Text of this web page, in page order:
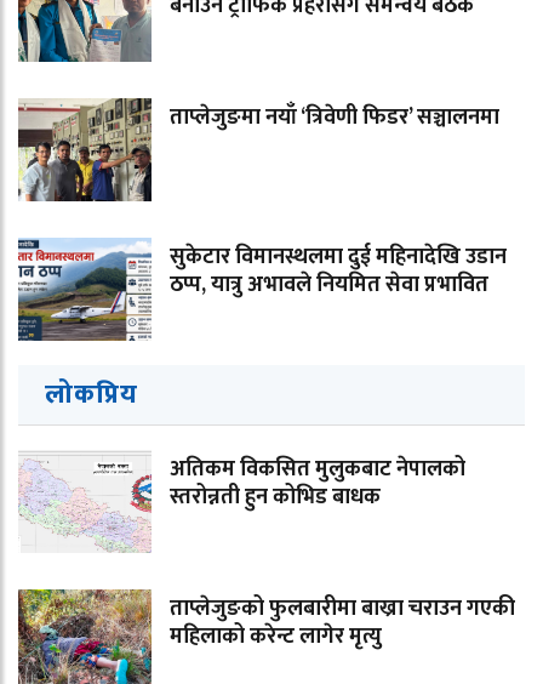
ताप्लेजुङमा नयाँ ‘त्रिवेणी फिडर’ सञ्चालनमा
सुकेटार विमानस्थलमा दुई महिनादेखि उडान
ठप्प, यात्रु अभावले नियमित सेवा प्रभावित
लोकप्रिय
अतिकम विकसित मुलुकबाट नेपालको
स्तरोन्नती हुन कोभिड बाधक
ताप्लेजुङको फुलबारीमा बाख्रा चराउन गएकी
महिलाको करेन्ट लागेर मृत्यु